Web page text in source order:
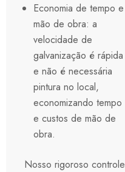
Economia de tempo e
mão de obra: a
velocidade de
galvanização é rápida
e não é necessária
pintura no local,
economizando tempo
e custos de mão de
obra.
Nosso rigoroso controle